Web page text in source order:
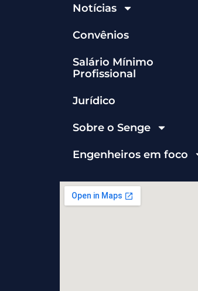
Notícias
Convênios
Salário Mínimo
Profissional
Jurídico
Sobre o Senge
Engenheiros em foco